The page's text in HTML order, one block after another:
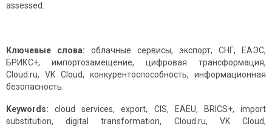
assessed.
Ключевые слова: облачные сервисы, экспорт, СНГ, ЕАЭС,
БРИКС+, импортозамещение, цифровая трансформация,
Cloud.ru, VK Cloud, конкурентоспособность, информационная
безопасность.
Keywords: cloud services, export, CIS, EAEU, BRICS+, import
substitution, digital transformation, Cloud.ru, VK Cloud,